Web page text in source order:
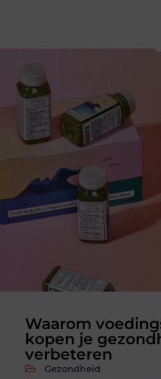
Waarom
kopen je
verbeteren
Gezondheid